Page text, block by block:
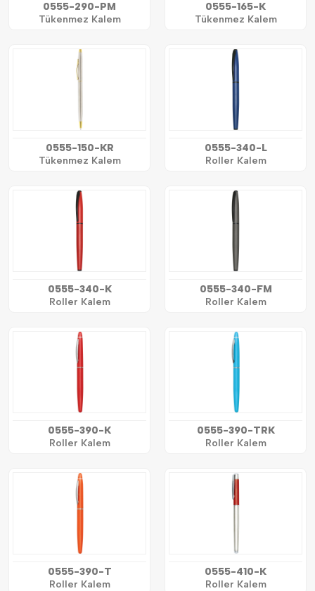
0555-290-PM
Tükenmez Kalem
0555-165-K
Tükenmez Kalem
0555-150-KR
Tükenmez Kalem
0555-340-L
Roller Kalem
0555-340-K
Roller Kalem
0555-340-FM
Roller Kalem
0555-390-K
Roller Kalem
0555-390-TRK
Roller Kalem
0555-390-T
Roller Kalem
0555-410-K
Roller Kalem